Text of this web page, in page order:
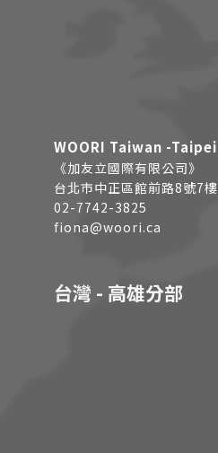
WOORI Taiwan -Taipei
《加友立國際有限公司》
台北市中正區館前路8號7樓
02-7742-3825
fiona@woori.ca
台灣 - 高雄分部